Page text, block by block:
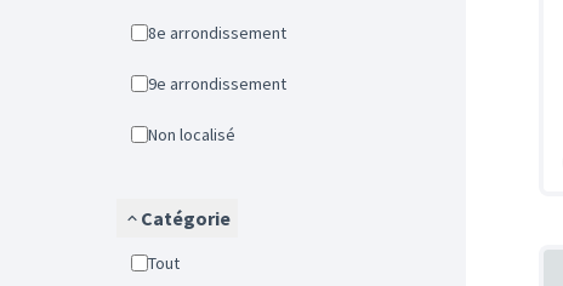
8e arrondissement
9e arrondissement
Non localisé
Catégorie
Tout